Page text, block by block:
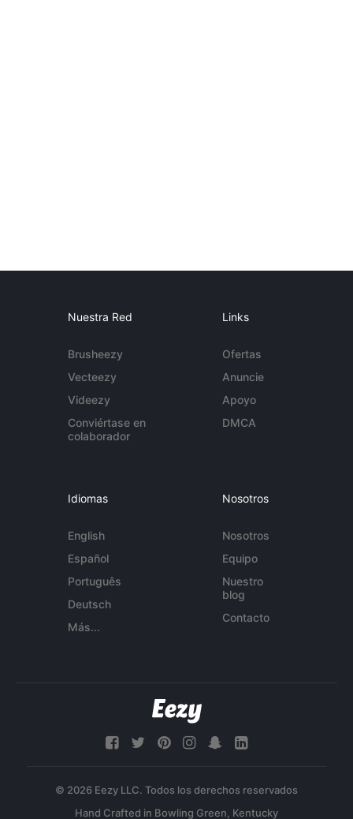
Nuestra Red
Brusheezy
Vecteezy
Videezy
Conviértase en
colaborador
Links
Ofertas
Anuncie
Apoyo
DMCA
Idiomas
English
Español
Português
Deutsch
Más...
Nosotros
Nosotros
Equipo
Nuestro
blog
Contacto
© 2026 Eezy LLC. Todos los derechos reservados